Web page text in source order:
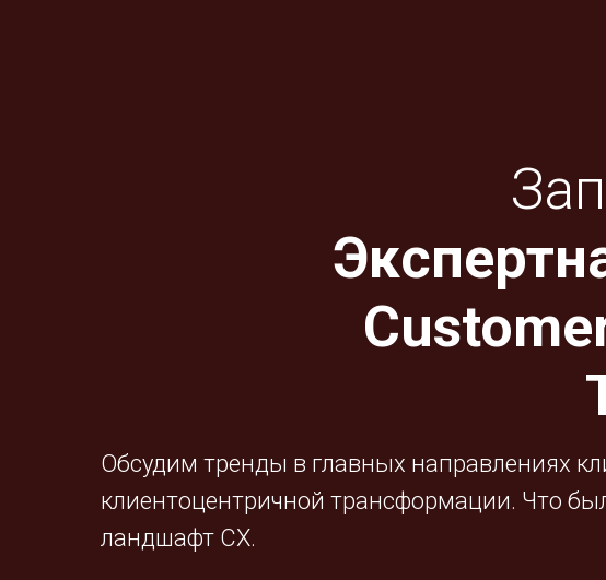
Обсудим тренды в главных направлениях
клиентоцентричной трансформации. Что
ландшафт CX.